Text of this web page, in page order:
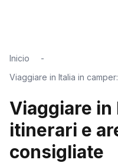
Inicio
Viaggiare in Italia in
Viaggiare in
itinerari e
consigliate